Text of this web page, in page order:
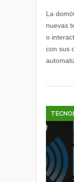
La
nuevas
o
con sus